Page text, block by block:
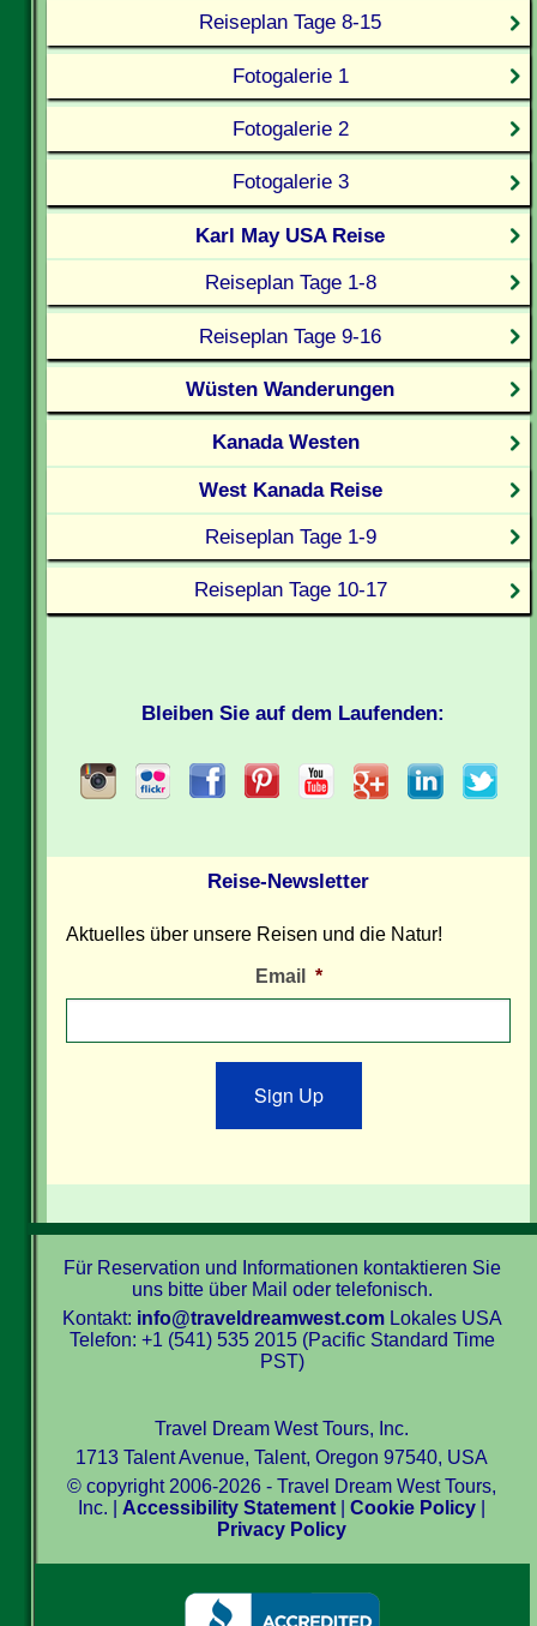
Reiseplan Tage 8-15
Fotogalerie 1
Fotogalerie 2
Fotogalerie 3
Karl May USA Reise
Reiseplan Tage 1-8
Reiseplan Tage 9-16
Wüsten Wanderungen
Kanada Westen
West Kanada Reise
Reiseplan Tage 1-9
Reiseplan Tage 10-17
Bleiben Sie auf dem Laufenden:
Reise-Newsletter
Aktuelles über unsere Reisen und die Natur!
Email *
Sign Up
Für Reservation und Informationen kontaktieren Sie
uns bitte über Mail oder telefonisch.
Kontakt: info@traveldreamwest.comLokales USA
Telefon: +1 (541) 535 2015 (Pacific Standard Time
PST)
Travel Dream West Tours, Inc.
1713 Talent Avenue, Talent, Oregon 97540, USA
© copyright 2006-2026 - Travel Dream West Tours,
Inc. | Accessibility Statement |Cookie Policy
Privacy Policy